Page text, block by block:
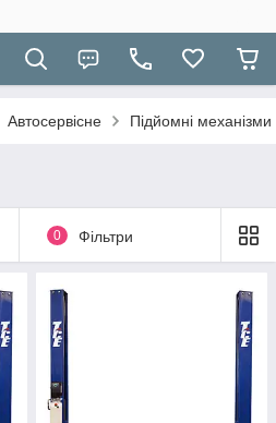
Автосервісне Підйомні механізми
0 Фільтри